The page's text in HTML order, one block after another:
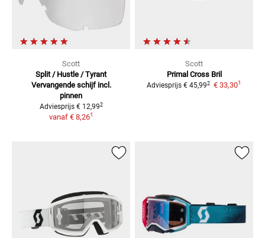
Scott
Split / Hustle / Tyrant
Vervangende schijf incl.
pinnen
Adviesprijs € 12,992
vanaf € 8,261
Scott
Primal Cross Bril
Adviesprijs € 45,992 € 33,301